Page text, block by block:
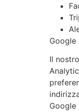
Google
Il